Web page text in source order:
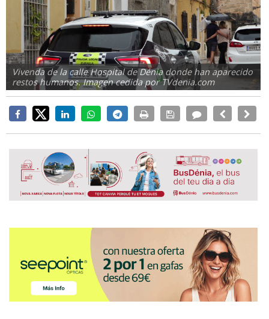
Vivenda de la calle Hospital de Dénia donde han aparecido
restos humanos. Imagen cedida por TVdenia.com